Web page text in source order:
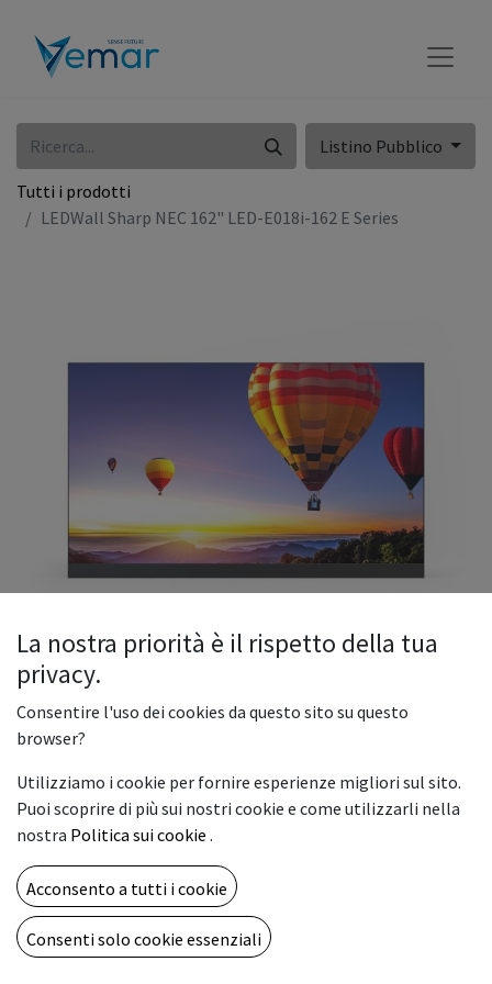
Listino Pubblico
Tutti i prodotti
LEDWall Sharp NEC 162" LED-E018i-162 E Series
LEDWall Sharp NEC 162" LED-
34.320,00€
AGGIUNGI AL CARRELLO
La nostra priorità è il rispetto della tua
privacy.
Consentire l'uso dei cookies da questo sito su questo
browser?
Utilizziamo i cookie per fornire esperienze migliori sul sito.
Puoi scoprire di più sui nostri cookie e come utilizzarli nella
nostra Politica sui cookie .
Acconsento a tutti i cookie
Consenti solo cookie essenziali